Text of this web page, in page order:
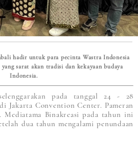
hadir untuk para pecinta Wastra Indonesia
sarat akan tradisi dan kekayaan budaya
Indonesia.
pada tanggal 24 - 28
Jakarta Convention Center. Pameran
Mediatama Binakreasi pada tahun ini
dua tahun mengalami penundaan